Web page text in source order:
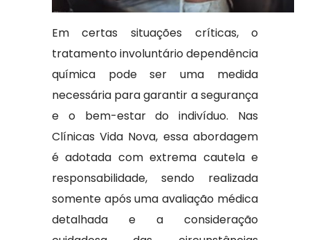
Em certas situações críticas, o
tratamento involuntário dependência
química pode ser uma medida
necessária para garantir a segurança
e o bem-estar do indivíduo. Nas
Clínicas Vida Nova, essa abordagem
é adotada com extrema cautela e
responsabilidade, sendo realizada
somente após uma avaliação médica
detalhada e a consideração